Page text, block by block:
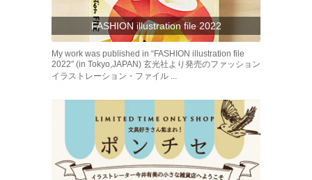
FASHION illustration file 2022
My work was published in “FASHION illustration file
2022″ (in Tokyo,JAPAN) 玄光社より発売のファッション
イラストレーション・ファイル ...